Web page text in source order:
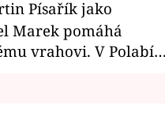
Marek pomáhá
vrahovi. V Polabí